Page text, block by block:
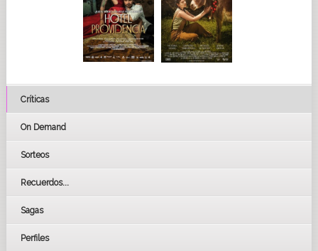
Críticas
On Demand
Sorteos
Recuerdos...
Sagas
Perfiles